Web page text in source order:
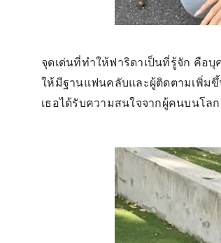
จุดเด่นที่ทำให้ฟาริดาเป็นที่รู้จัก คือ
ให้มีฐานแฟนคลับและผู้ติดตามเพิ่ม
เธอได้รับความสนใจจากผู้คนบนโล